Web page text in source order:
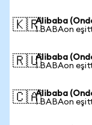
🇰🇷Alibaba
1 BABAon
🇷🇺Alibaba
1 BABAon
🇨🇦Alibaba
1 BABAon